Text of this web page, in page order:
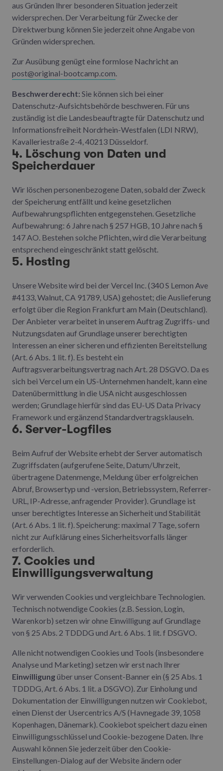
aus Gründen Ihrer besonderen Situation jederzeit
widersprechen. Der Verarbeitung für Zwecke der
Direktwerbung können Sie jederzeit ohne Angabe von
Gründen widersprechen.
Zur Ausübung genügt eine formlose Nachricht an
post@original-bootcamp.com.
Beschwerderecht: Sie können sich bei einer
Datenschutz-Aufsichtsbehörde beschweren. Für uns
zuständig ist die Landesbeauftragte für Datenschutz und
Informationsfreiheit Nordrhein-Westfalen (LDI NRW),
Kavalleriestraße 2-4, 40213 Düsseldorf.
4. Löschung von Daten und
Speicherdauer
Wir löschen personenbezogene Daten, sobald der Zweck
der Speicherung entfällt und keine gesetzlichen
Aufbewahrungspflichten entgegenstehen. Gesetzliche
Aufbewahrung: 6 Jahre nach § 257 HGB, 10 Jahre nach §
147 AO. Bestehen solche Pflichten, wird die Verarbeitung
entsprechend eingeschränkt statt gelöscht.
5. Hosting
Unsere Website wird bei der Vercel Inc. (340 S Lemon Ave
#4133, Walnut, CA 91789, USA) gehostet; die Auslieferung
erfolgt über die Region Frankfurt am Main (Deutschland).
Der Anbieter verarbeitet in unserem Auftrag Zugriffs- und
Nutzungsdaten auf Grundlage unserer berechtigten
Interessen an einer sicheren und effizienten Bereitstellung
(Art. 6 Abs. 1 lit. f). Es besteht ein
Auftragsverarbeitungsvertrag nach Art. 28 DSGVO. Da es
sich bei Vercel um ein US-Unternehmen handelt, kann eine
Datenübermittlung in die USA nicht ausgeschlossen
werden; Grundlage hierfür sind das EU-US Data Privacy
Framework und ergänzend Standardvertragsklauseln.
6. Server-Logfiles
Beim Aufruf der Website erhebt der Server automatisch
Zugriffsdaten (aufgerufene Seite, Datum/Uhrzeit,
übertragene Datenmenge, Meldung über erfolgreichen
Abruf, Browsertyp und -version, Betriebssystem, Referrer-
URL, IP-Adresse, anfragender Provider). Grundlage ist
unser berechtigtes Interesse an Sicherheit und Stabilität
(Art. 6 Abs. 1 lit. f). Speicherung: maximal 7 Tage, sofern
nicht zur Aufklärung eines Sicherheitsvorfalls länger
erforderlich.
7. Cookies und
Einwilligungsverwaltung
Wir verwenden Cookies und vergleichbare Technologien.
Technisch notwendige Cookies (z.B. Session, Login,
Warenkorb) setzen wir ohne Einwilligung auf Grundlage
von § 25 Abs. 2 TDDDG und Art. 6 Abs. 1 lit. f DSGVO.
Alle nicht notwendigen Cookies und Tools (insbesondere
Analyse und Marketing) setzen wir erst nach Ihrer
Einwilligungüber unser Consent-Banner ein (§ 25 Abs. 1
TDDDG, Art. 6 Abs. 1 lit. a DSGVO). Zur Einholung und
Dokumentation der Einwilligungen nutzen wir Cookiebot,
einen Dienst der Usercentrics A/S (Havnegade 39, 1058
Kopenhagen, Dänemark). Cookiebot speichert dazu einen
Einwilligungsschlüssel und Cookie-bezogene Daten. Ihre
Auswahl können Sie jederzeit über den Cookie-
Einstellungen-Dialog auf der Website ändern oder